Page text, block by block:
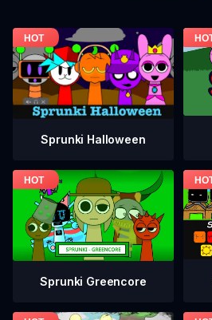
Sprunki Halloween
Sprunki Greencore